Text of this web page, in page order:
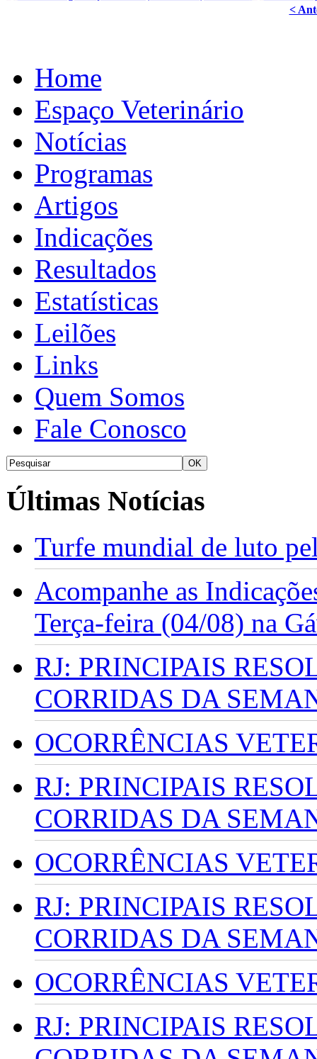
<
Home
Espaço Veterinário
Notícias
Programas
Artigos
Indicações
Resultados
Estatísticas
Leilões
Links
Quem Somos
Fale Conosco
Últimas Notícias
Turfe mundial de luto
Acompanhe as
Terça-feira (04/08) na
RJ: PRINCIPAIS
CORRIDAS DA
OCORRÊNCIAS
RJ: PRINCIPAIS
CORRIDAS DA
OCORRÊNCIAS
RJ: PRINCIPAIS
CORRIDAS DA
OCORRÊNCIAS
RJ: PRINCIPAIS